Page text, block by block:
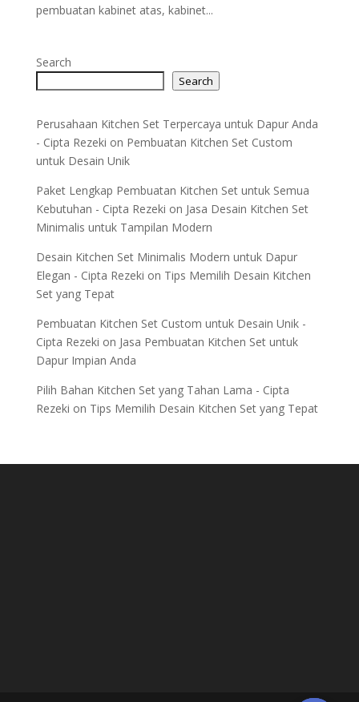
pembuatan kabinet atas, kabinet...
Search
Search
Perusahaan Kitchen Set Terpercaya untuk Dapur Anda
- Cipta Rezeki on Pembuatan Kitchen Set Custom
untuk Desain Unik
Paket Lengkap Pembuatan Kitchen Set untuk Semua
Kebutuhan - Cipta Rezeki on Jasa Desain Kitchen Set
Minimalis untuk Tampilan Modern
Desain Kitchen Set Minimalis Modern untuk Dapur
Elegan - Cipta Rezeki on Tips Memilih Desain Kitchen
Set yang Tepat
Pembuatan Kitchen Set Custom untuk Desain Unik -
Cipta Rezeki on Jasa Pembuatan Kitchen Set untuk
Dapur Impian Anda
Pilih Bahan Kitchen Set yang Tahan Lama - Cipta
Rezeki on Tips Memilih Desain Kitchen Set yang Tepat